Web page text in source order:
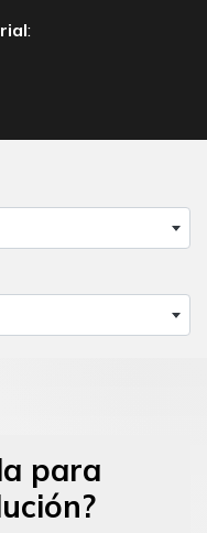
:
para